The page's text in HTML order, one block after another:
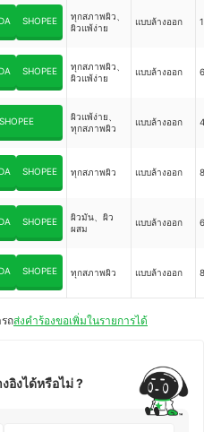
SHOPEE
ทุกสภาพผิว、
ผิวแพ้ง่าย
แบบล้างออก
SHOPEE
ทุกสภาพผิว、
ผิวแพ้ง่าย
แบบล้างออก
SHOPEE
ผิวแพ้ง่าย、
ทุกสภาพผิว
แบบล้างออก
SHOPEE ทุกสภาพผิว แบบล้างออก
SHOPEE
ผิวมัน、ผิว
ผสม
แบบล้างออก
SHOPEE ทุกสภาพผิว แบบล้างออก
ถส่งคำร้องขอเพิ่มในรายการได้
อิงได้หรือไม่ ?